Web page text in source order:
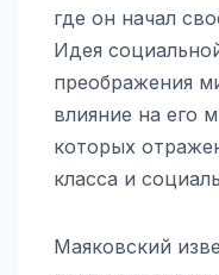
где он начал
Идея
преображения
влияние на его
которых
класса и
Маяковский